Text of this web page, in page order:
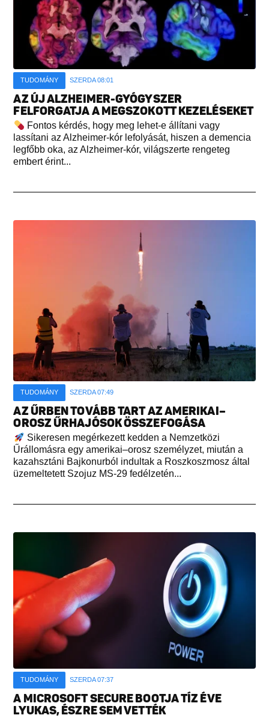
TUDOMÁNY SZERDA 08:01
AZ ÚJ ALZHEIMER-GYÓGYSZER
FELFORGATJA A MEGSZOKOTT KEZELÉSEKET
Fontos kérdés, hogy meg lehet-e állítani vagy
lassítani az Alzheimer-kór lefolyását, hiszen a demencia
legfőbb oka, az Alzheimer-kór, világszerte rengeteg
embert érint...
TUDOMÁNY SZERDA 07:49
AZ ŰRBEN TOVÁBB TART AZ AMERIKAI–
OROSZ ŰRHAJÓSOK ÖSSZEFOGÁSA
Sikeresen megérkezett kedden a Nemzetközi
Űrállomásra egy amerikai–orosz személyzet, miután a
kazahsztáni Bajkonurból indultak a Roszkoszmosz által
üzemeltetett Szojuz MS-29 fedélzetén...
TUDOMÁNY SZERDA 07:37
A MICROSOFT SECURE BOOTJA TÍZ ÉVE
LYUKAS, ÉSZRE SEM VETTÉK